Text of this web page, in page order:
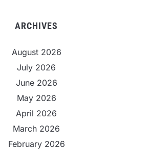
ARCHIVES
August 2026
July 2026
June 2026
May 2026
April 2026
March 2026
February 2026